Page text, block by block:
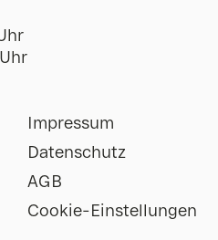
Impressum
Datenschutz
AGB
Cookie-Einstellungen